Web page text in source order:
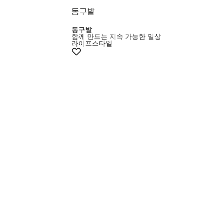
동구밭
함께 만드는 지속 가능한 일상
라이프스타일